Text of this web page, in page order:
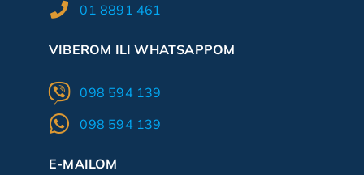
01 8891 461
VIBEROM ILI WHATSAPPOM
098 594 139
098 594 139
E-MAILOM